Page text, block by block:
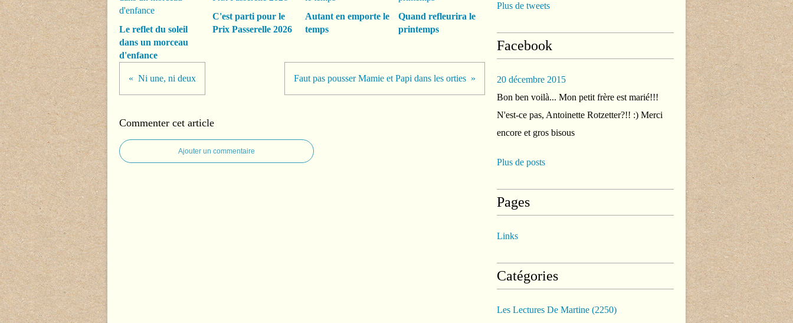
Le reflet du soleil
dans un morceau
d'enfance
C'est parti pour le
Prix Passerelle 2026
Autant en emporte le
temps
Quand refleurira le
printemps
Ni une, ni deux Faut pas pousser Mamie et Papi dans les orties
Commenter cet article
Ajouter un commentaire
Plus de tweets
Facebook
20 décembre 2015
Bon ben voilà... Mon petit frère est marié!!!
N'est-ce pas, Antoinette Rotzetter?!! :) Merci
encore et gros bisous
Plus de posts
Pages
Links
Catégories
Les Lectures De Martine (2250)